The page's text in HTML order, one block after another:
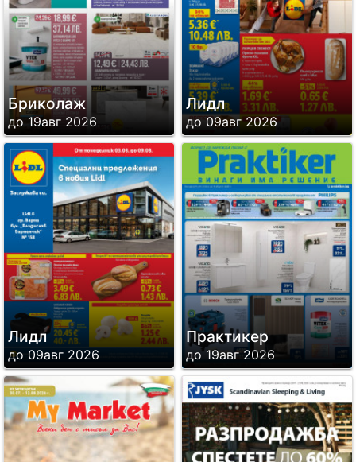
Бриколаж
до 19авг 2026
Лидл
до 09авг 2026
Лидл
до 09авг 2026
Практикер
до 19авг 2026